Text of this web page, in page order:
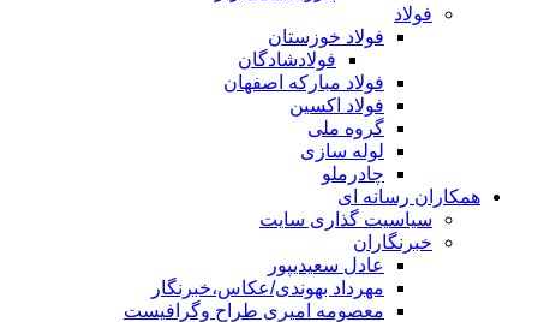
فولاد
فولاد خوزستان
فولادشادگان
فولاد مبارکه اصفهان
فولاد اکسین
گروه ملی
لوله سازی
چادرملو
همکاران رسانه ای
سیاسیت گذاری سایت
خبرنگاران
عادل سعیدیپور
مهرداد بهوندی/عکاس،خبرنگار
معصومه امیری طراح وگرافیست